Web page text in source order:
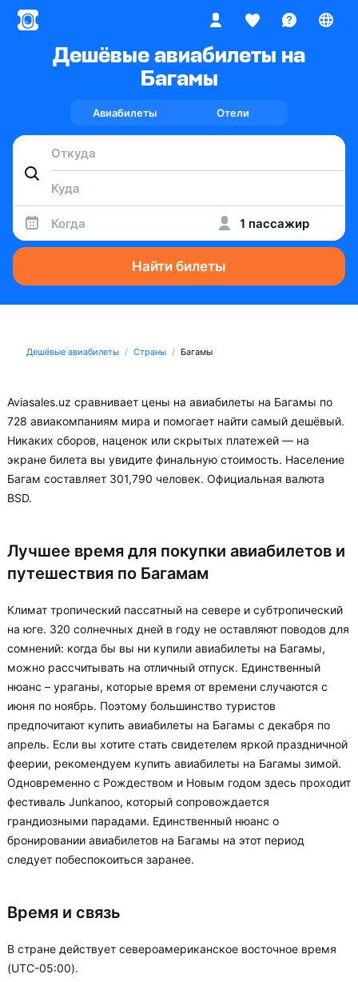
Дешёвые авиабилеты на
Багамы
Авиабилеты Отели
Когда 1 пассажир
Найти билеты
Дешёвые авиабилеты Страны Багамы
Aviasales.uz сравнивает цены на авиабилеты на Багамы по
728 авиакомпаниям мира и помогает найти самый дешёвый.
Никаких сборов, наценок или скрытых платежей — на
экране билета вы увидите финальную стоимость. Население
Багам составляет 301,790 человек. Официальная валюта
BSD.
Лучшее время для покупки авиабилетов и
путешествия по Багамам
Климат тропический пассатный на севере и субтропический
на юге. 320 солнечных дней в году не оставляют поводов для
сомнений: когда бы вы ни купили авиабилеты на Багамы,
можно рассчитывать на отличный отпуск. Единственный
нюанс – ураганы, которые время от времени случаются с
июня по ноябрь. Поэтому большинство туристов
предпочитают купить авиабилеты на Багамы с декабря по
апрель. Если вы хотите стать свидетелем яркой праздничной
феерии, рекомендуем купить авиабилеты на Багамы зимой.
Одновременно с Рождеством и Новым годом здесь проходит
фестиваль Junkanoo, который сопровождается
грандиозными парадами. Единственный нюанс о
бронировании авиабилетов на Багамы на этот период
следует побеспокоиться заранее.
Время и связь
В стране действует североамериканское восточное время
(UTC-05:00).